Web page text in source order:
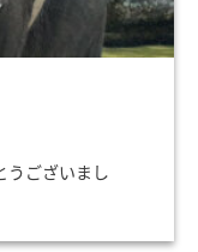
うございまし